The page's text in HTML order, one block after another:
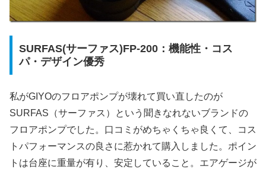
SURFAS(サーファス)FP-200：機能性・コス
パ・デザイン優秀
私がGIYOのフロアポンプが壊れて買い直したのが
SURFAS（サーファス）という聞きなれないブランドの
フロアポンプでした。口コミがめちゃくちゃ良くて、コス
トパフォーマンスの良さに惹かれて購入しました。ポイン
トは台座に重量が有り、安定していること。エアゲージが